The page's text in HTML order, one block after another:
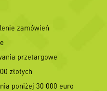
zamówień
przetargowe
złotych
poniżej 30 000 euro